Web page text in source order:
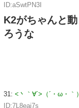
ID:aSwtPN3I
K2がちゃんと
ろうな
31: <丶｀∀´>（´・ω・
ID:7L8eaj7s